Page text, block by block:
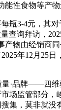
性食物等产物
3-4元，其
查询拜访，
物由经销
年12月25日
品牌——四
监管部分
，莫非就